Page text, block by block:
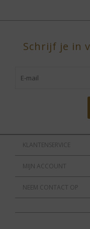
Schrijf je in
KLANTENSERVICE
MIJN ACCOUNT
NEEM CONTACT OP